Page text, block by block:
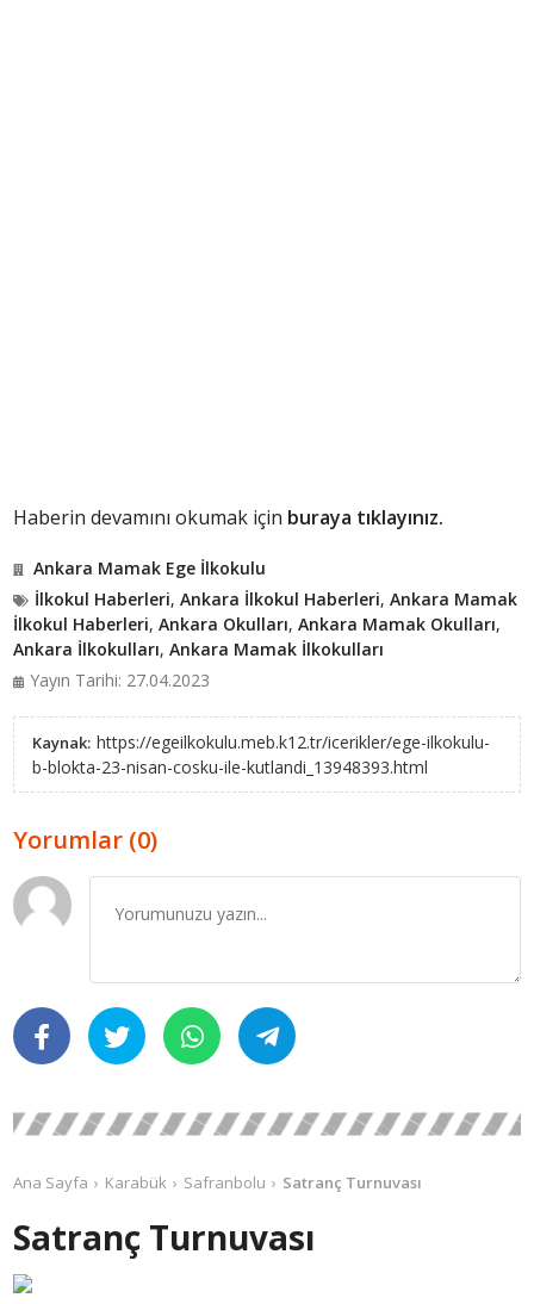
Haberin devamını okumak için buraya tıklayınız.
Ankara Mamak Ege İlkokulu
İlkokul Haberleri,Ankara İlkokul Haberleri,Ankara Mamak
İlkokul Haberleri,Ankara Okulları,Ankara Mamak Okulları,
Ankara İlkokulları,Ankara Mamak İlkokulları
Yayın Tarihi: 27.04.2023
Kaynak: https://egeilkokulu.meb.k12.tr/icerikler/ege-ilkokulu-
b-blokta-23-nisan-cosku-ile-kutlandi_13948393.html
Yorumlar (0)
Ana Sayfa Karabük Safranbolu Satranç Turnuvası
Satranç Turnuvası